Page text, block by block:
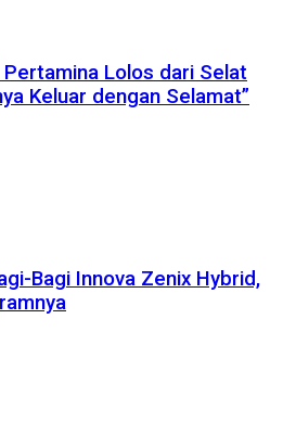
Lolos dari Selat
Keluar dengan Selamat”
Bagi Innova Zenix Hybrid,